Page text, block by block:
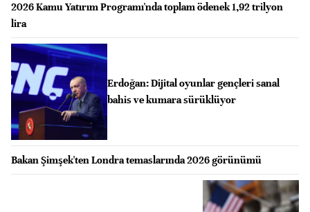
2026 Kamu Yatırım Programı'nda toplam ödenek 1,92 trilyon
lira
Erdoğan: Dijital oyunlar gençleri sanal
bahis ve kumara sürüklüyor
Bakan Şimşek'ten Londra temaslarında 2026 görünümü